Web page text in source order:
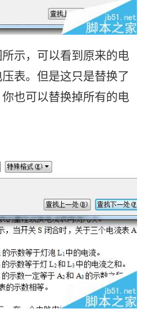
示，可以看到原来的电
表。但是这只是替换了
也可以替换掉所有的电